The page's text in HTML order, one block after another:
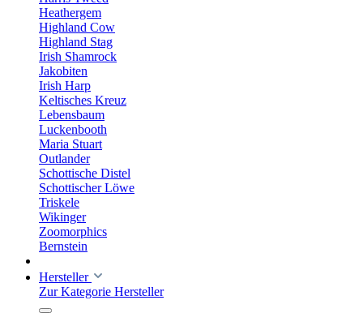
Heathergem
Highland Cow
Highland Stag
Irish Shamrock
Jakobiten
Irish Harp
Keltisches Kreuz
Lebensbaum
Luckenbooth
Maria Stuart
Outlander
Schottische Distel
Schottischer Löwe
Triskele
Wikinger
Zoomorphics
Bernstein
Hersteller
Zur Kategorie Hersteller